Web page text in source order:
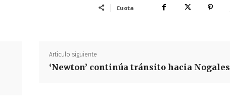
Cuota
Artículo siguiente
‘Newton’ continúa tránsito hacia Nogales